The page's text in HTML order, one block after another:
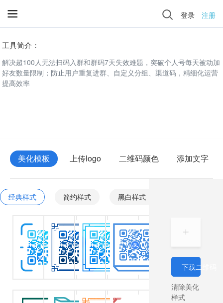
登录 注册
工具简介：
解决超100人无法扫码入群和群码7天失效难题，突破个人号每天被动加
好友数量限制；防止用户重复进群、自定义分组、渠道码，精细化运营
提高效率
美化模板 上传logo 二维码颜色 添加文字
经典样式 简约样式 黑白样式
下载二维码
清除美化
样式